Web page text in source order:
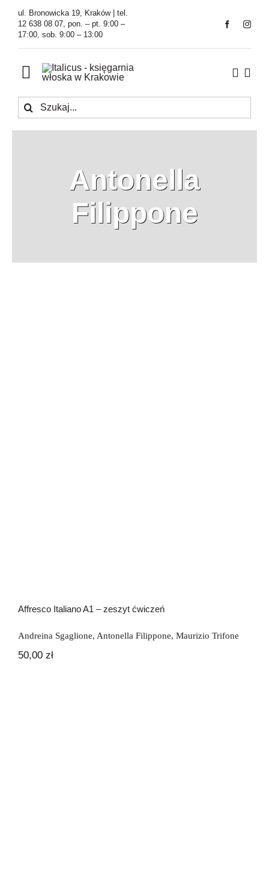
Przejdź
zawartości
ul. Bronowicka 19, Kraków | tel.
12 638 08 07, pon. – pt. 9:00 –
17:00, sob. 9:00 – 13:00
Toggle
Navigation
Księgarnia
Tłumaczenia
Szukaj
Antonella
Filippone
Affresco Italiano A1 – zeszyt ćwiczeń
Andreina Sgaglione, Antonella Filippone, Maurizio Trifone
50,00 zł